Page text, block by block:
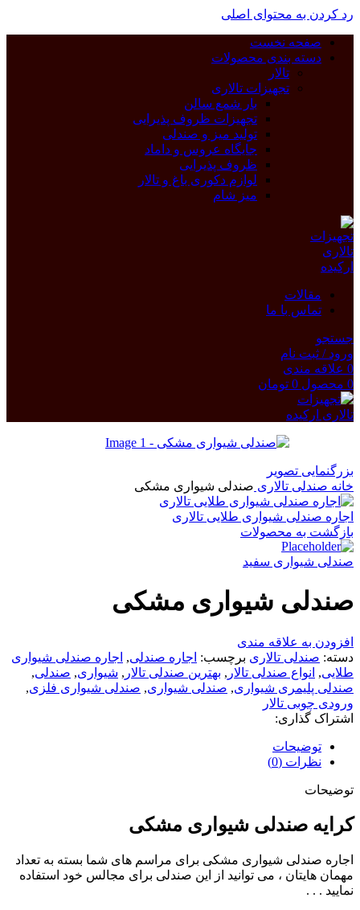
رد کردن به محتوای اصلی
صفحه نخست
دسته بندی محصولات
تالار
تجهیزات تالاری
بار شمع سالن
تجهیزات ظروف پذیرایی
تولید میز و صندلی
جایگاه عروس و داماد
ظروف پذیرایی
لوازم دکوری باغ و تالار
میز شام
مقالات
تماس با ما
جستجو
ورود / ثبت نام
0 علاقه مندی
0 محصول 0 تومان
بزرگنمایی تصویر
خانه صندلی تالاری صندلی شیواری مشکی
اجاره صندلی شیواری طلایی تالاری
بازگشت به محصولات
صندلی شیواری سفید
صندلی شیواری مشکی
افزودن به علاقه مندی
دسته: صندلی تالاری برچسب: اجاره صندلی, اجاره صندلی شیواری
طلایی, انواع صندلی تالار , بهترین صندلی تالار , شیواری, صندلی,
صندلی پلیمری شیواری, صندلی شیواری, صندلی شیواری فلزی,
ورودی چوبی تالار
اشتراک گذاری:
توضیحات
نظرات (0)
توضیحات
کرایه صندلی شیواری مشکی
اجاره صندلی شیواری مشکی برای مراسم های شما بسته به تعداد
مهمان هایتان ، می توانید از این صندلی برای مجالس خود استفاده
نمایید . . .